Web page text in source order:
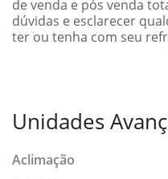
de venda e pós venda
dúvidas e esclarecer
ter ou tenha com seu
Unidades
Aclimação